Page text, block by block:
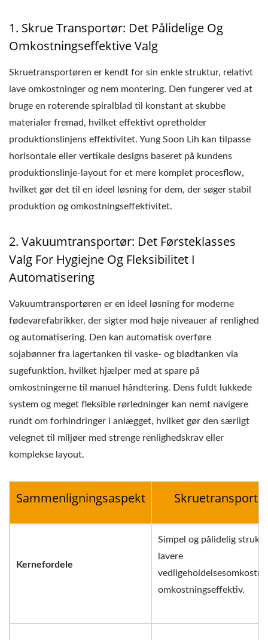
1. Skrue Transportør: Det Pålidelige Og
Omkostningseffektive Valg
Skruetransportøren er kendt for sin enkle struktur, relativt
lave omkostninger og nem montering. Den fungerer ved at
bruge en roterende spiralblad til konstant at skubbe
materialer fremad, hvilket effektivt opretholder
produktionslinjens effektivitet. Yung Soon Lih kan tilpasse
horisontale eller vertikale designs baseret på kundens
produktionslinje-layout for et mere komplet procesflow,
hvilket gør det til en ideel løsning for dem, der søger stabil
produktion og omkostningseffektivitet.
2. Vakuumtransportør: Det Førsteklasses
Valg For Hygiejne Og Fleksibilitet I
Automatisering
Vakuumtransportøren er en ideel løsning for moderne
fødevarefabrikker, der sigter mod høje niveauer af renlighed
og automatisering. Den kan automatisk overføre
sojabønner fra lagertanken til vaske- og blødtanken via
sugefunktion, hvilket hjælper med at spare på
omkostningerne til manuel håndtering. Dens fuldt lukkede
system og meget fleksible rørledninger kan nemt navigere
rundt om forhindringer i anlægget, hvilket gør den særligt
velegnet til miljøer med strenge renlighedskrav eller
komplekse layout.
Sammenligningsaspekt
Kernefordele
Simpel og pålidelig
lavere
omkostningseffektiv.